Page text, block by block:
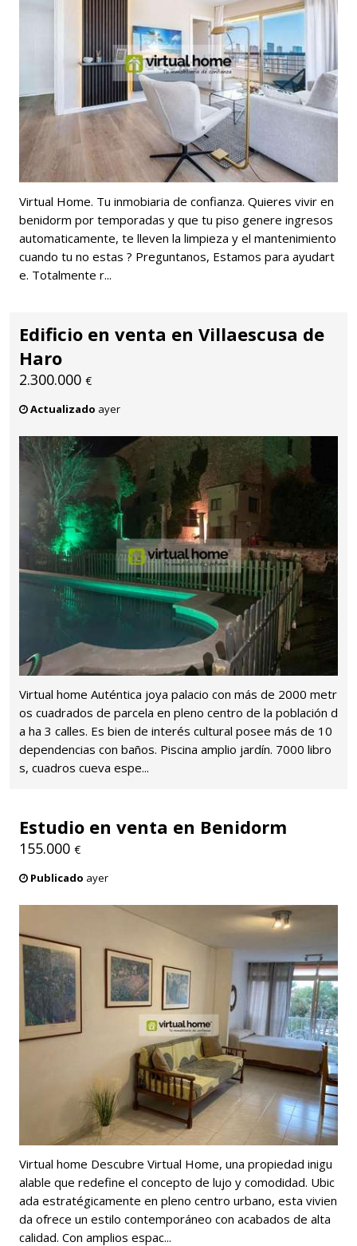
Virtual Home. Tu inmobiaria de confianza. Quieres vivir en
benidorm por temporadas y que tu piso genere ingresos
automaticamente, te lleven la limpieza y el mantenimiento
cuando tu no estas ? Preguntanos, Estamos para ayudart
e. Totalmente r...
Edificio en venta en Villaescusa de
Haro
2.300.000 €
Actualizado ayer
Virtual home Auténtica joya palacio con más de 2000 metr
os cuadrados de parcela en pleno centro de la población d
a ha 3 calles. Es bien de interés cultural posee más de 10
dependencias con baños. Piscina amplio jardín. 7000 libro
s, cuadros cueva espe...
Estudio en venta en Benidorm
155.000 €
Publicado ayer
Virtual home Descubre Virtual Home, una propiedad inigu
alable que redefine el concepto de lujo y comodidad. Ubic
ada estratégicamente en pleno centro urbano, esta vivien
da ofrece un estilo contemporáneo con acabados de alta
calidad. Con amplios espac...